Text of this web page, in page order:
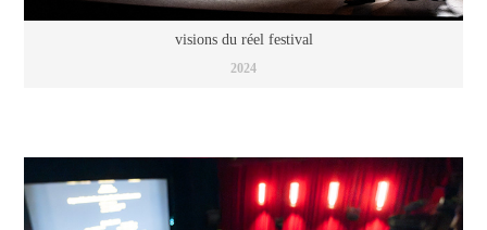
visions du réel festival
2024